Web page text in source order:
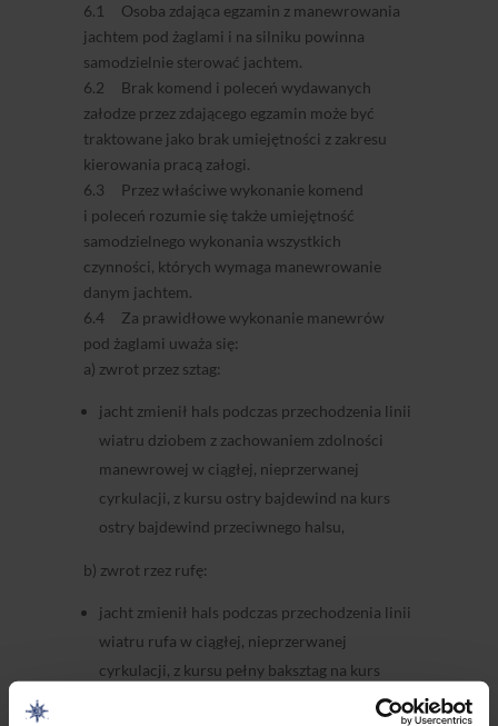
6.1 Osoba zdająca egzamin z manewrowania
jachtem pod żaglami i na silniku powinna
samodzielnie sterować jachtem.
6.2 Brak komend i poleceń wydawanych
załodze przez zdającego egzamin może być
traktowane jako brak umiejętności z zakresu
kierowania pracą załogi.
6.3 Przez właściwe wykonanie komend
i poleceń rozumie się także umiejętność
samodzielnego wykonania wszystkich
czynności, których wymaga manewrowanie
danym jachtem.
6.4 Za prawidłowe wykonanie manewrów
pod żaglami uważa się:
a) zwrot przez sztag:
jacht zmienił hals podczas przechodzenia linii
wiatru dziobem z zachowaniem zdolności
manewrowej w ciągłej, nieprzerwanej
cyrkulacji, z kursu ostry bajdewind na kurs
ostry bajdewind przeciwnego halsu,
b) zwrot rzez rufę:
jacht zmienił hals podczas przechodzenia linii
wiatru rufa w ciągłej, nieprzerwanej
cyrkulacji, z kursu pełny baksztag na kurs